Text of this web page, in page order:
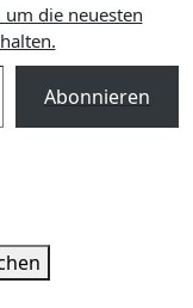
Abonnieren